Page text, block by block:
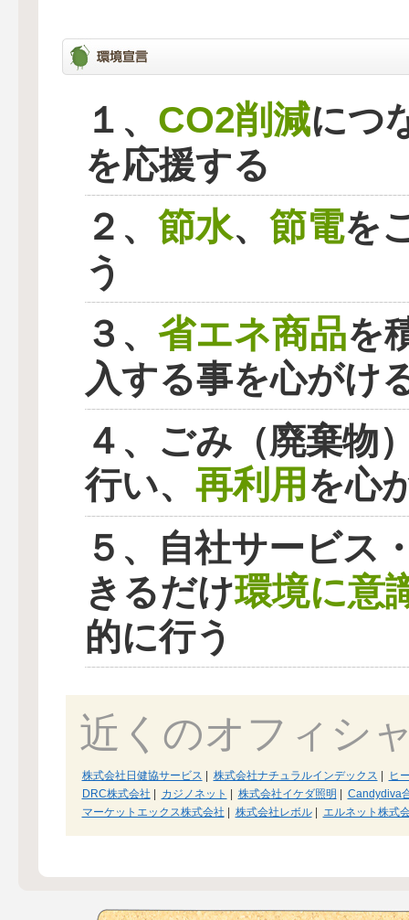
１、 CO2削減につ
を応援する
２、 節水、 節電を
う
３、 省エネ商品を
入する事を心がけ
４、ごみ（廃棄物
行い、 再利用を心
５、自社サービス
きるだけ環境に意
的に行う
近くのオフィシ
株式会社日健協サービス 株式会社ナチュラルインデックス
ヒ
DRC株式会社
カジノネット 株式会社イケダ照明
Candydiva
マーケットエックス株式会社
株式会社レボル| エルネット株式